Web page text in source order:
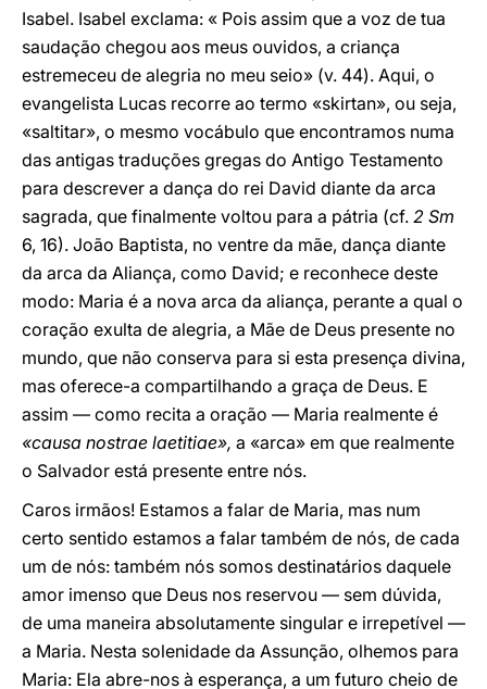
Isabel. Isabel exclama: « Pois assim que a voz de tua
saudação chegou aos meus ouvidos, a criança
estremeceu de alegria no meu seio» (v. 44). Aqui, o
evangelista Lucas recorre ao termo «skirtan», ou seja,
«saltitar», o mesmo vocábulo que encontramos numa
das antigas traduções gregas do Antigo Testamento
para descrever a dança do rei David diante da arca
sagrada, que finalmente voltou para a pátria (cf. 2 Sm
6, 16). João Baptista, no ventre da mãe, dança diante
da arca da Aliança, como David; e reconhece deste
modo: Maria é a nova arca da aliança, perante a qual o
coração exulta de alegria, a Mãe de Deus presente no
mundo, que não conserva para si esta presença divina,
mas oferece-a compartilhando a graça de Deus. E
assim — como recita a oração — Maria realmente é
«causa nostrae laetitiae», a «arca» em que realmente
o Salvador está presente entre nós.
Caros irmãos! Estamos a falar de Maria, mas num
certo sentido estamos a falar também de nós, de cada
um de nós: também nós somos destinatários daquele
amor imenso que Deus nos reservou — sem dúvida,
de uma maneira absolutamente singular e irrepetível —
a Maria. Nesta solenidade da Assunção, olhemos para
Maria: Ela abre-nos à esperança, a um futuro cheio de